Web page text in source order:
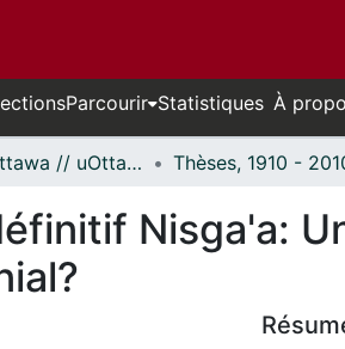
Parcourir Statistiques À
Thèses uOttawa // uOttawa Theses
Nisga'a: